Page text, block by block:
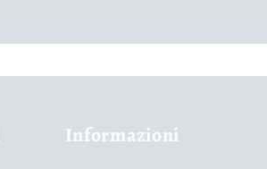
Informazioni